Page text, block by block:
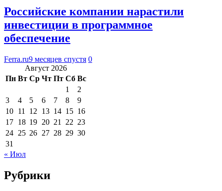
Российские компании нарастили
инвестиции в программное
обеспечение
Ferra.ru9 месяцев спустя 0
Август 2026
Пн Вт Ср Чт Пт Сб Вс
1
2
3
4 5 6 7 8
9
10 11 12 13 14 15 16
17 18 19 20 21 22 23
24 25 26 27 28 29 30
31
« Июл
Рубрики